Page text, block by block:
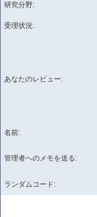
研究分野:
受理状況:
あなたのレビュー:
名前:
管理者へのメモを送る:
ランダムコード: